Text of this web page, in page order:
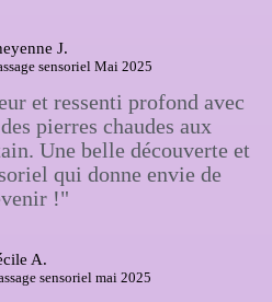
J.
sensoriel Mai 2025
et ressenti profond avec
pierres chaudes aux
Une belle découverte et
qui donne envie de
!"
A.
sensoriel mai 2025